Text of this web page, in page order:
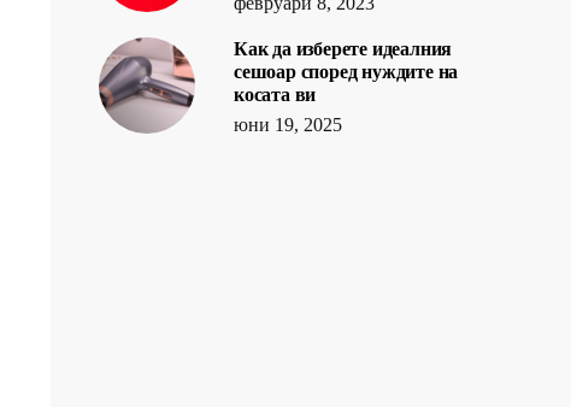
Как да изберете идеалния
сешоар според нуждите на
косата ви
юни 19, 2025